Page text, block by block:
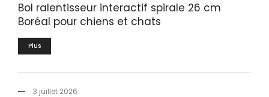
Bol ralentisseur interactif spirale 26 cm
Boréal pour chiens et chats
Plus
3 juillet 2026